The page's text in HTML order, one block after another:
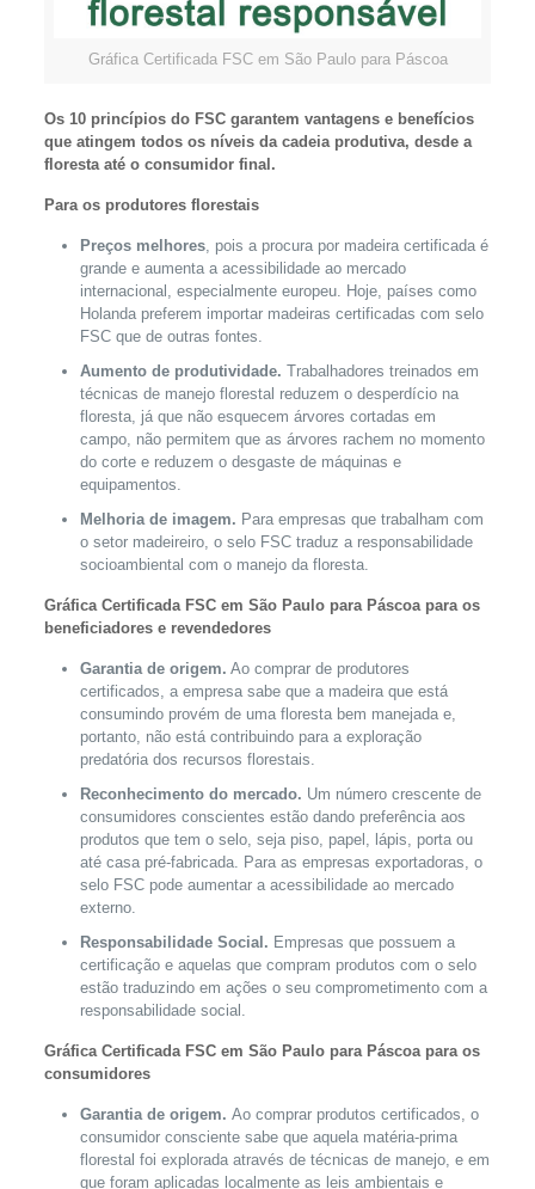
Gráfica Certificada FSC em São Paulo para Páscoa
Os 10 princípios do FSC garantem vantagens e benefícios
que atingem todos os níveis da cadeia produtiva, desde a
floresta até o consumidor final.
Para os produtores florestais
Preços melhores, pois a procura por madeira certificada é
grande e aumenta a acessibilidade ao mercado
internacional, especialmente europeu. Hoje, países como
Holanda preferem importar madeiras certificadas com selo
FSC que de outras fontes.
Aumento de produtividade. Trabalhadores treinados em
técnicas de manejo florestal reduzem o desperdício na
floresta, já que não esquecem árvores cortadas em
campo, não permitem que as árvores rachem no momento
do corte e reduzem o desgaste de máquinas e
equipamentos.
Melhoria de imagem. Para empresas que trabalham com
o setor madeireiro, o selo FSC traduz a responsabilidade
socioambiental com o manejo da floresta.
Gráfica Certificada FSC em São Paulo para Páscoa para os
beneficiadores e revendedores
Garantia de origem. Ao comprar de produtores
certificados, a empresa sabe que a madeira que está
consumindo provém de uma floresta bem manejada e,
portanto, não está contribuindo para a exploração
predatória dos recursos florestais.
Reconhecimento do mercado. Um número crescente de
consumidores conscientes estão dando preferência aos
produtos que tem o selo, seja piso, papel, lápis, porta ou
até casa pré-fabricada. Para as empresas exportadoras, o
selo FSC pode aumentar a acessibilidade ao mercado
externo.
Responsabilidade Social. Empresas que possuem a
certificação e aquelas que compram produtos com o selo
estão traduzindo em ações o seu comprometimento com a
responsabilidade social.
Gráfica Certificada FSC em São Paulo para Páscoa para os
consumidores
Garantia de origem. Ao comprar produtos certificados, o
consumidor consciente sabe que aquela matéria-prima
florestal foi explorada através de técnicas de manejo, e em
que foram aplicadas localmente as leis ambientais e